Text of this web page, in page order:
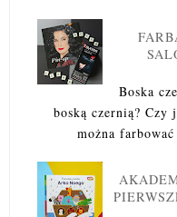
Boska
boską czernią? Czy
można